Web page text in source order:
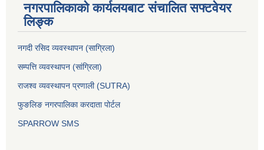
नगरपालिकाको कार्यलयबाट संचालित सफ्टवेयर
लिङ्क
नगदी रसिद व्यवस्थापन (साग्रिला)
सम्पत्ति व्यवस्थापन (सांग्रिला)
राजश्व व्यवस्थापन प्रणाली (SUTRA)
फुङलिङ नगरपालिका करदाता पोर्टल
SPARROW SMS